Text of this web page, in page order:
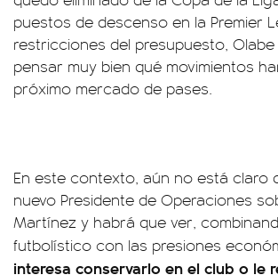
puestos de descenso en la Premier
restricciones del presupuesto,
pensar muy bien qué movimientos
próximo mercado de pases.
En este contexto, aún no está claro
nuevo Presidente de Operaciones
Martínez y habrá que ver,
futbolístico con las presiones
interesa conservarlo en el club o le